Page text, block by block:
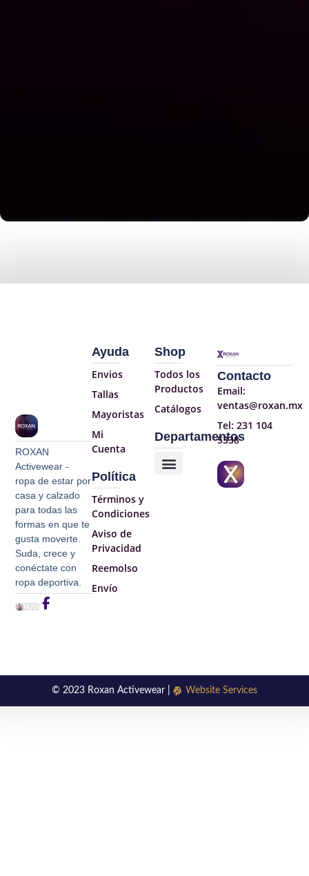
ROXAN
Activewear -
ropa de estar por
casa y calzado
para todas las
formas en que te
gusta moverte.
Suda, crece y
conéctate con
ropa deportiva.
Shop
Todos los
Productos
Catálogos
Departamentos
Ayuda
Envios
Tallas
Mayoristas
Mi
Cuenta
Política
Términos y
Condiciones
Aviso de
Privacidad​
Reemolso
Envío
Contacto
Email:
ventas@roxan.mx
Tel: 231 104
5338
© 2023 Roxan Activewear | Website Services